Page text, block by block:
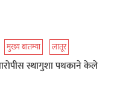
मुख्य बातम्या लातूर
स्थागुशा पथकाने केले